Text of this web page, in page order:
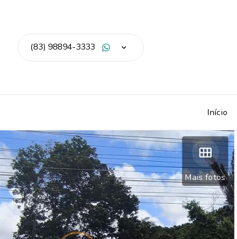
(83) 98894-3333
Início
Mais fotos